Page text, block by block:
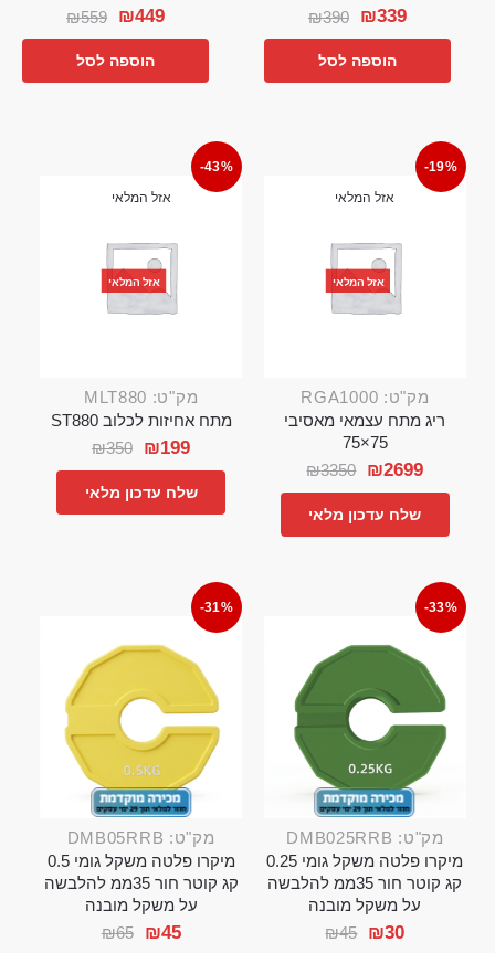
₪390 ₪339
הוספה לסל
₪559 ₪449
הוספה לסל
-19%
אזל המלאי
אזל המלאי
מק"ט: RGA1000
ריג מתח עצמאי מאסיבי
75×75
₪3350 ₪2699
שלח עדכון מלאי
-43%
אזל המלאי
אזל המלאי
מק"ט: MLT880
מתח אחיזות לכלוב ST880
₪350 ₪199
שלח עדכון מלאי
-33%
מק"ט: DMB025RRB
מיקרו פלטה משקל גומי 0.25
קג קוטר חור 35ממ להלבשה
על משקל מובנה
₪45 ₪30
-31%
מק"ט: DMB05RRB
מיקרו פלטה משקל גומי 0.5
קג קוטר חור 35ממ להלבשה
על משקל מובנה
₪65 ₪45